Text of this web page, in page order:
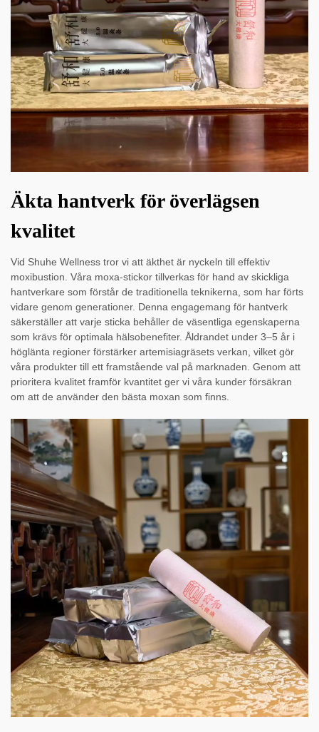
Äkta hantverk för överlägsen
kvalitet
Vid Shuhe Wellness tror vi att äkthet är nyckeln till effektiv
moxibustion. Våra moxa-stickor tillverkas för hand av skickliga
hantverkare som förstår de traditionella teknikerna, som har förts
vidare genom generationer. Denna engagemang för hantverk
säkerställer att varje sticka behåller de väsentliga egenskaperna
som krävs för optimala hälsobenefiter. Åldrandet under 3–5 år i
höglänta regioner förstärker artemisiagräsets verkan, vilket gör
våra produkter till ett framstående val på marknaden. Genom att
prioritera kvalitet framför kvantitet ger vi våra kunder försäkran
om att de använder den bästa moxan som finns.